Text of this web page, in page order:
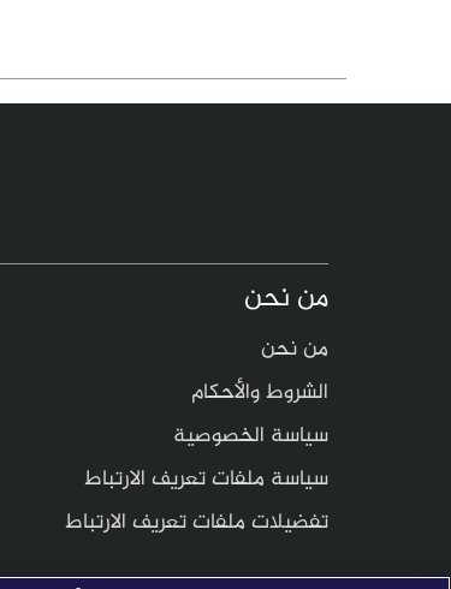
من نحن
من نحن
الشروط والأحكام
سياسة الخصوصية
سياسة ملفات تعريف الارتباط
تفضيلات ملفات تعريف الارتباط